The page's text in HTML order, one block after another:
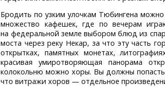
Бродить по узким улочкам Тюбингена
множество кафешек, где по вечерам
на федеральной земле выбором блюд из
моста через реку Некар, за что эту часть
открытках, памятных монетах,
красивая умиротворяющая панорама
колокольню можно хоры. Вы должны
что витражи хоров — отдельное